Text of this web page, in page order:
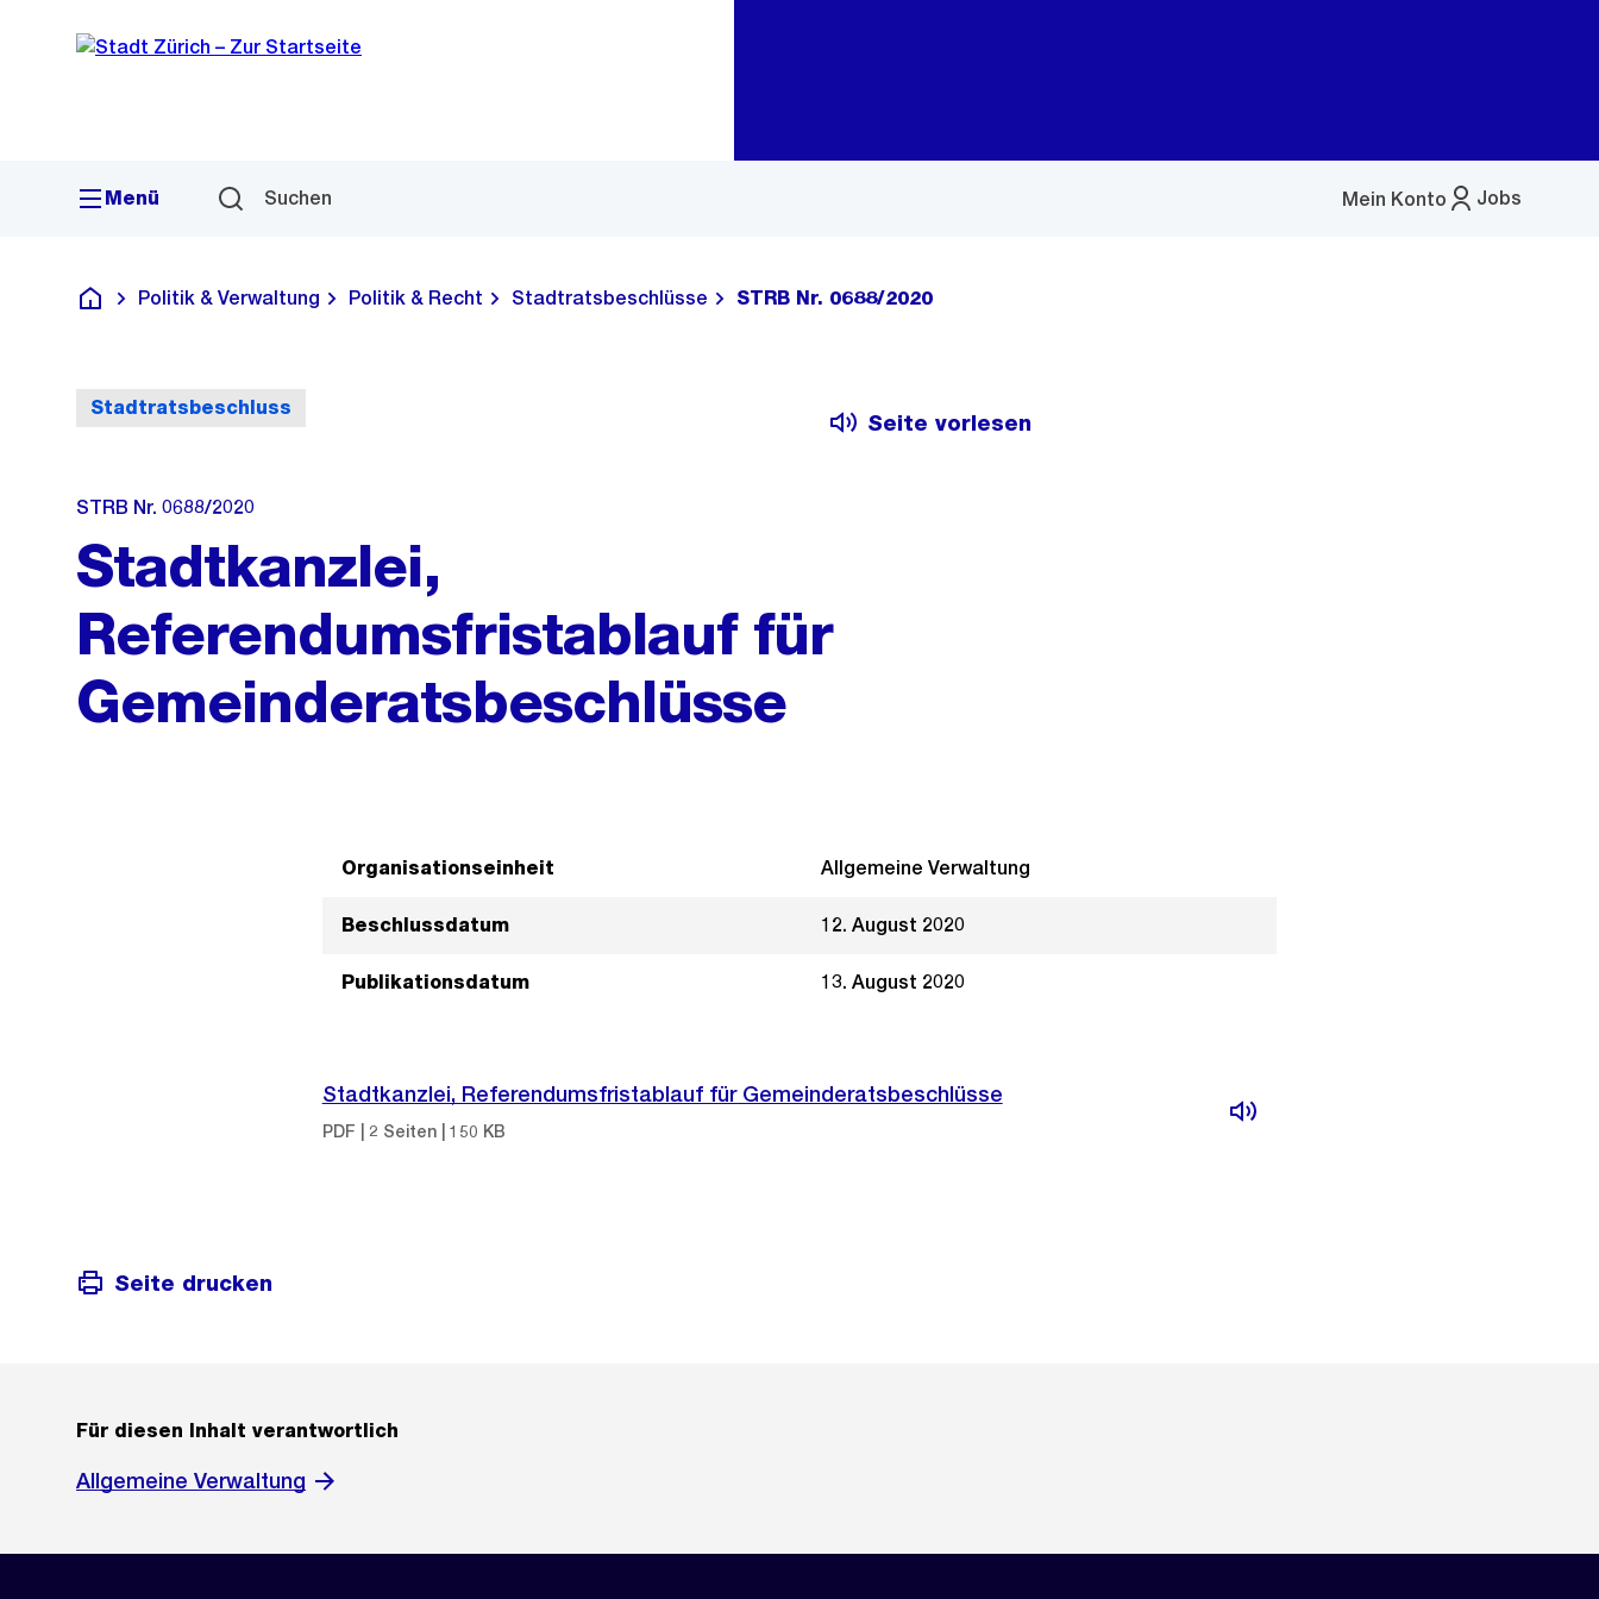
Navigation
Sprunglink
Menü Suchen Jobs
Mein Konto
Menü
Deutsch
Politik & Verwaltung Politik & Recht Stadtratsbeschlüsse STRB Nr. 0688/2020
Stadtratsbeschluss
Seite vorlesen
STRB Nr. 0688/2020
Stadtkanzlei,
Referendumsfristablauf für
Gemeinderatsbeschlüsse
Organisationseinheit Allgemeine Verwaltung
Beschlussdatum 12. August 2020
Publikationsdatum 13. August 2020
Stadtkanzlei, Referendumsfristablauf für Gemeinderatsbeschlüsse
PDF | 2 Seiten | 150 KB
Seite drucken
Für diesen Inhalt verantwortlich
Allgemeine Verwaltung